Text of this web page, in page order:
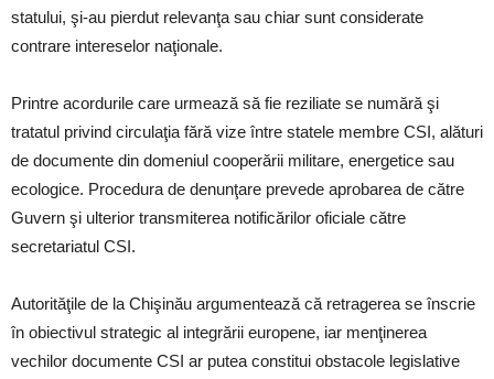
statului, şi‑au pierdut relevanţa sau chiar sunt considerate
contrare intereselor naţionale.
Printre acordurile care urmează să fie reziliate se numără şi
tratatul privind circulaţia fără vize între statele membre CSI, alături
de documente din domeniul cooperării militare, energetice sau
ecologice. Procedura de denunţare prevede aprobarea de către
Guvern şi ulterior transmiterea notificărilor oficiale către
secretariatul CSI.
Autorităţile de la Chişinău argumentează că retragerea se înscrie
în obiectivul strategic al integrării europene, iar menţinerea
vechilor documente CSI ar putea constitui obstacole legislative